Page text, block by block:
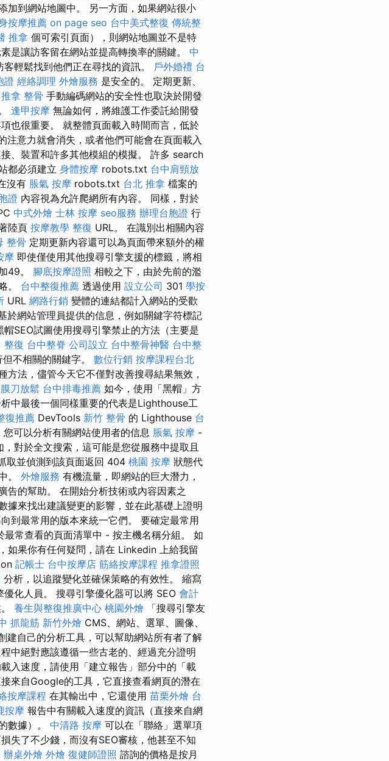
加到網站地圖中。 另一方面，如果網站很小
按摩推薦 on page seo 台中美式整復 傳統整
推拿 個可索引頁面），則網站地圖並不是特
是讓訪客留在網站並提高轉換率的關鍵。 中
輕鬆找到他們正在尋找的資訊。 戶外婚禮 台
證 經絡調理 外燴服務 是安全的。 定期更新、
推拿 整骨 手動編碼網站的安全性也取決於開發
逢甲按摩 無論如何，將維護工作委託給開發
也很重要。 就整體頁面載入時間而言，低於
注意力就會消失，或者他們可能會在頁面載入
、裝置和許多其他模組的模擬。 許多 search
都必須建立 身體按摩 robots.txt 台中肩頸放
沒有 脹氣 按摩 robots.txt 台北 推拿 檔案的
證 內容視為允許爬網所有內容。 同樣，對於
中式外燴 士林 按摩 seo服務 辦理台胞證 行
陸頁 按摩教學 整復 URL。 在識別出相關內容
整骨 定期更新內容還可以為頁面帶來額外的權
摩 即使僅使用其他搜尋引擎支援的標籤，將相
49。 腳底按摩證照 相較之下，由於先前的濫
。 台中整復推薦 透過使用 設立公司 301 學按
URL 網路行銷 變體的連結都計入網站的受歡
於網站管理員提供的信息，例如關鍵字符標記
SEO試圖使用搜尋引擎禁止的方法（主要是
整復 台中整脊 公司設立 台中整骨神醫 台中整
不相關的關鍵字。 數位行銷 按摩課程台北
法，儘管今天它不僅對改善搜尋結果無效，
刀放鬆 台中排毒推薦 如今，使用「黑帽」方
中最後一個同樣重要的代表是Lighthouse工
復推薦 DevTools 新竹 整骨 的 Lighthouse 台
可以分析有關網站使用者的信息 脹氣 按摩 -
，對於全文搜索，這可能是您從服務中提取且
取並偵測到該頁面返回 404 桃園 按摩 狀態代
。 外燴服務 有機流量，即網站的巨大潛力，
告的幫助。 在開始分析技術或內容因素之
據來找出建議變更的影響，並在此基礎上證明
到最常用的版本來統一它們。 要確定最常用
常查看的頁面清單中 - 按主機名稱分組。 如
如果你有任何疑問，請在 Linkedin 上給我留
記帳士 台中按摩店 筋絡按摩課程 推拿證照
分析，以追蹤變化並確保策略的有效性。 縮寫
化人員。 搜尋引擎優化器可以將 SEO 會計
養生與整復推廣中心 桃園外燴 「搜尋引擎友
抓龍筋 新竹外燴 CMS、網站、選單、圖像、
建自己的分析工具，可以幫助網站所有者了解
中絕對應該遵循一些古老的、經過充分證明
入速度，請使用「建立報告」部分中的「載
來自Google的工具，它直接查看網頁的潛在
按摩課程 在其輸出中，它還使用 苗栗外燴 台
按摩 報告中有關載入速度的資訊（直接來自網
數據）。 中清路 按摩 可以在「聯絡」選單項
失了不少錢，而沒有SEO審核，他甚至不知
辦桌外燴 外燴 復健師證照 諮詢的價格是按月